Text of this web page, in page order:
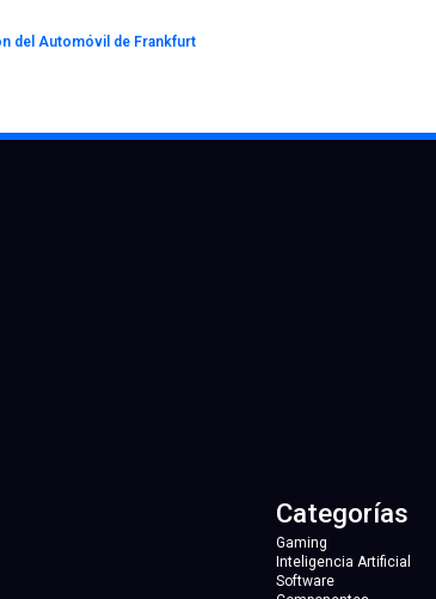
del Automóvil de Frankfurt
Categorías
Gaming
Inteligencia Artificial
Software